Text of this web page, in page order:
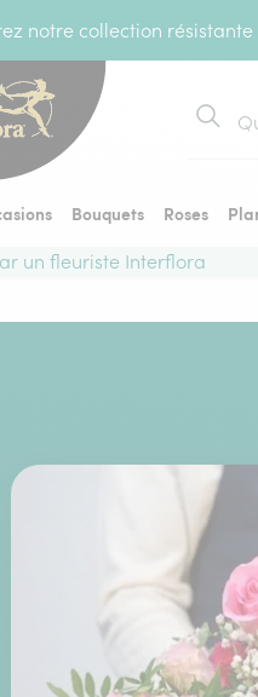
notre collection
Bouquets Roses
un fleuriste Interflora